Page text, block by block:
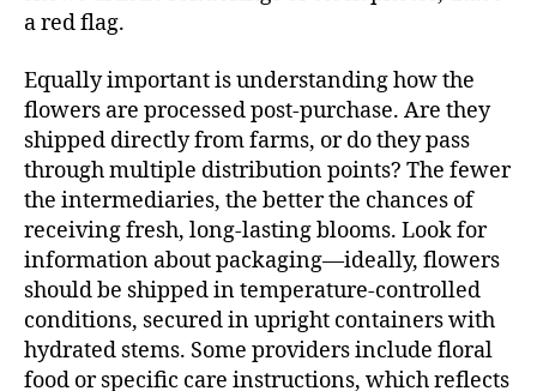
a red flag.
Equally important is understanding how the
flowers are processed post-purchase. Are they
shipped directly from farms, or do they pass
through multiple distribution points? The fewer
the intermediaries, the better the chances of
receiving fresh, long-lasting blooms. Look for
information about packaging—ideally, flowers
should be shipped in temperature-controlled
conditions, secured in upright containers with
hydrated stems. Some providers include floral
food or specific care instructions, which reflects